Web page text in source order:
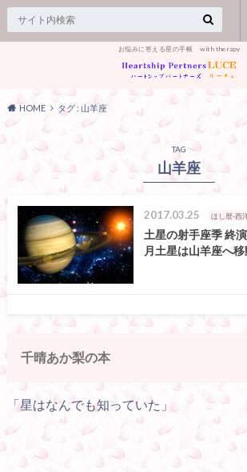
お悩みに答える星の手帳 with therapy
HOME タグ : 山羊座
TAG
山羊座
2017.03.25 ほし暦-西
土星の射手座季 終
月土星は山羊座へ
千晴あか梨の本
「星はなんでも知っていた」